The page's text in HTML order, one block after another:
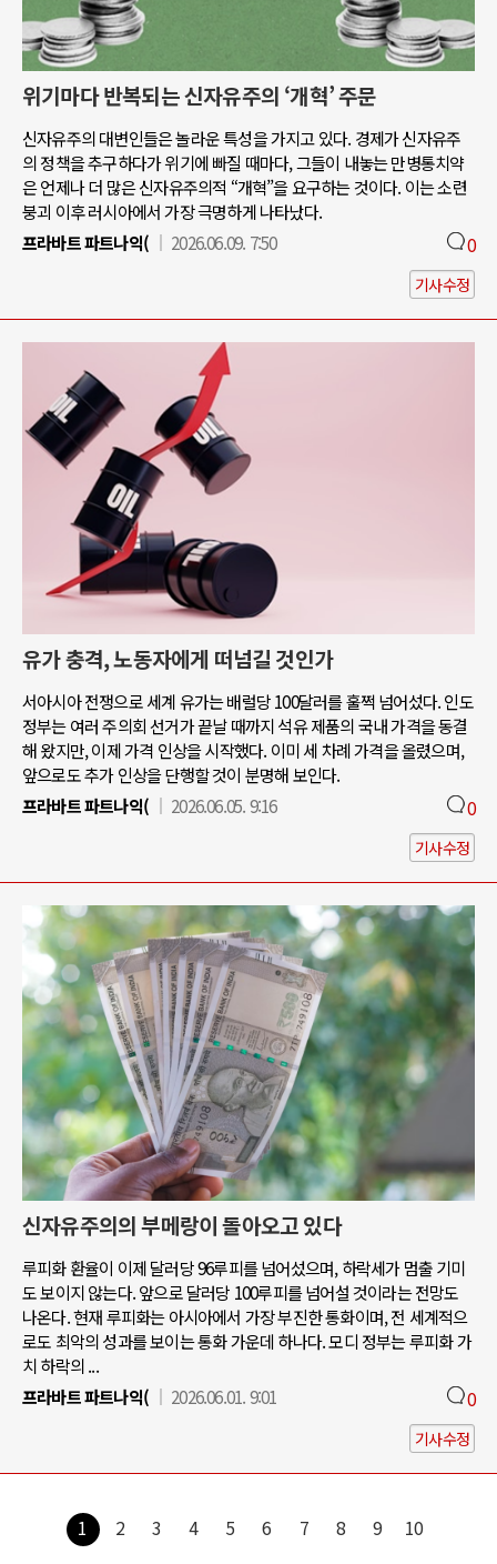
위기마다 반복되는 신자유주의 ‘개혁’ 주문
신자유주의 대변인들은 놀라운 특성을 가지고 있다. 경제가 신자유주
의 정책을 추구하다가 위기에 빠질 때마다, 그들이 내놓는 만병통치약
은 언제나 더 많은 신자유주의적 “개혁”을 요구하는 것이다. 이는 소련
붕괴 이후 러시아에서 가장 극명하게 나타났다.
프라바트 파트나익(
2026.06.09. 7:50 0
기사수정
유가 충격, 노동자에게 떠넘길 것인가
서아시아 전쟁으로 세계 유가는 배럴당 100달러를 훌쩍 넘어섰다. 인도
정부는 여러 주의회 선거가 끝날 때까지 석유 제품의 국내 가격을 동결
해 왔지만, 이제 가격 인상을 시작했다. 이미 세 차례 가격을 올렸으며,
앞으로도 추가 인상을 단행할 것이 분명해 보인다.
프라바트 파트나익(
2026.06.05. 9:16 0
기사수정
신자유주의의 부메랑이 돌아오고 있다
루피화 환율이 이제 달러당 96루피를 넘어섰으며, 하락세가 멈출 기미
도 보이지 않는다. 앞으로 달러당 100루피를 넘어설 것이라는 전망도
나온다. 현재 루피화는 아시아에서 가장 부진한 통화이며, 전 세계적으
로도 최악의 성과를 보이는 통화 가운데 하나다. 모디 정부는 루피화 가
치 하락의 ...
프라바트 파트나익(
2026.06.01. 9:01 0
기사수정
1 2 3 4 5 6 7 8 9 10